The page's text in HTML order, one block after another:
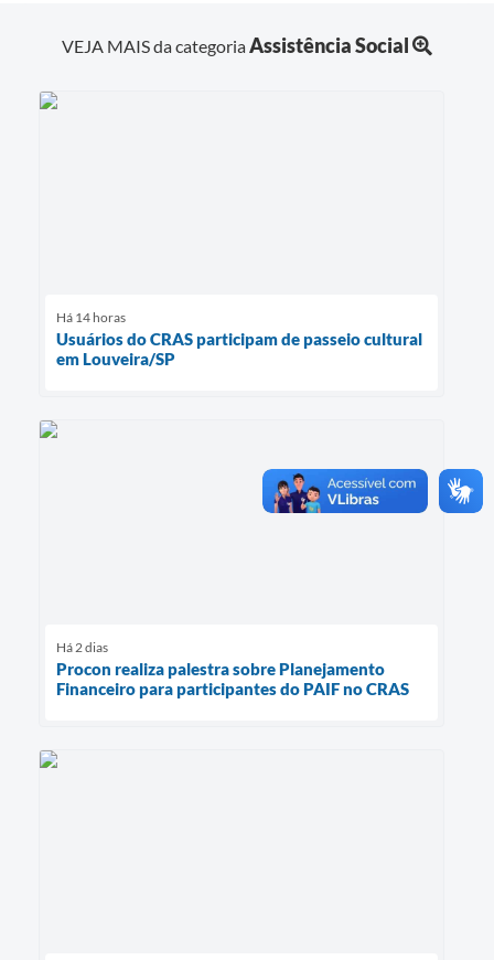
VEJA MAIS da categoriaAssistência Social
Há 14 horas
Usuários do CRAS participam de passeio cultural
em Louveira/SP
Há 2 dias
Procon realiza palestra sobre Planejamento
Financeiro para participantes do PAIF no CRAS